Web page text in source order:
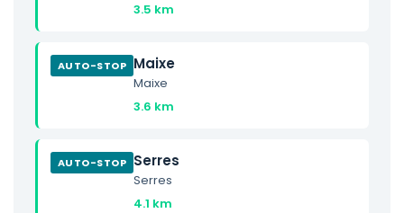
3.5 km
AUTO-STOP Maixe
Maixe
3.6 km
AUTO-STOP Serres
Serres
4.1 km